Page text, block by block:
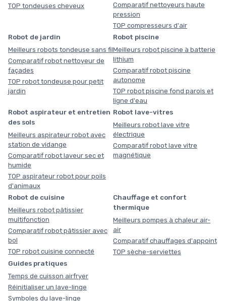
TOP tondeuses cheveux
Comparatif nettoyeurs haute
pression
TOP compresseurs d'air
Robot de jardin
Meilleurs robots tondeuse sans fil
Comparatif robot nettoyeur de
façades
TOP robot tondeuse pour petit
jardin
Robot piscine
Meilleurs robot piscine à batterie
lithium
Comparatif robot piscine
autonome
TOP robot piscine fond parois et
ligne d'eau
Robot aspirateur et entretien
des sols
Meilleurs aspirateur robot avec
station de vidange
Comparatif robot laveur sec et
humide
TOP aspirateur robot pour poils
d'animaux
Robot lave-vitres
Meilleurs robot lave vitre
électrique
Comparatif robot lave vitre
magnétique
Robot de cuisine
Meilleurs robot pâtissier
multifonction
Comparatif robot pâtissier avec
bol
TOP robot cuisine connecté
Chauffage et confort
thermique
Meilleurs pompes à chaleur air-
air
Comparatif chauffages d'appoint
TOP sèche-serviettes
Guides pratiques
Temps de cuisson airfryer
Réinitialiser un lave-linge
Symboles du lave-linge